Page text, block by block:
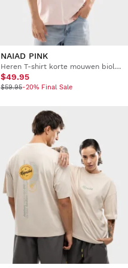
NAIAD PINK
Heren T-shirt korte mouwen biologisch katoen
$49.95
$59.95-20% Final Sale